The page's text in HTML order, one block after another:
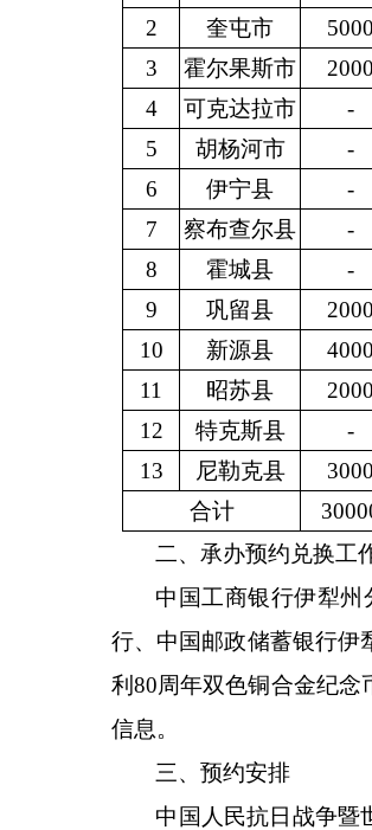
2
奎屯市 5000
3
霍尔果斯市 2000
4
可克达拉市 -
5
胡杨河市 -
6
伊宁县 -
7
察布查尔县 -
8
霍城县 -
9
巩留县 2000
10
新源县 4000
11
昭苏县 2000
12
特克斯县 -
1 3 尼勒克县 3000
合计
二、 承办预约兑换工
中国工商银行伊犁
行、中国邮政储蓄银行伊
利80周年双色铜合金纪念
信息。
三、预约安排
中国人民抗日战争暨